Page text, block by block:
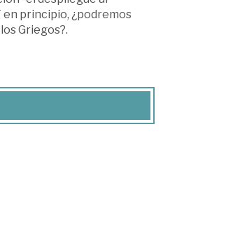
en principio, ¿podremos
Griegos?.